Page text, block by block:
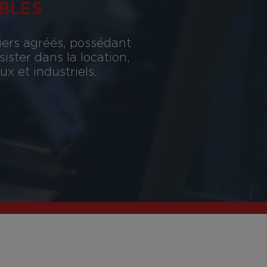
agréés, possédant
dans la location,
et industriels.